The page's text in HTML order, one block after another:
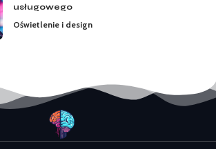
usługowego
Oświetlenie i design